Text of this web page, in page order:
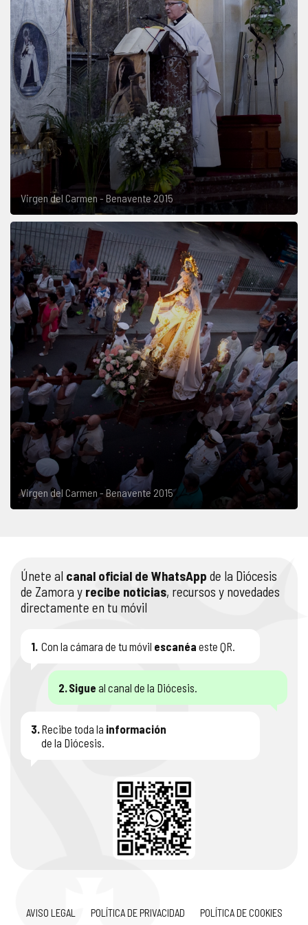
Virgen del Carmen - Benavente 2015
Virgen del Carmen - Benavente 2015
Únete al canal oficial de WhatsApp de la Diócesis
de Zamora y recibe noticias, recursos y novedades
directamente en tu móvil
1. Con la cámara de tu móvil escanéa este QR.
2.Sigue al canal de la Diócesis.
3.Recibe toda la información
de la Diócesis.
AVISO LEGAL POLÍTICA DE PRIVACIDAD POLÍTICA DE COOKIES